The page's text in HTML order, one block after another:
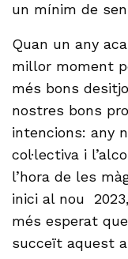
un mínim de
Quan un any
millor moment
més bons
nostres bons
intencions: any
col·lectiva i
l’hora de les
inici al nou
més esperat
succeït aquest